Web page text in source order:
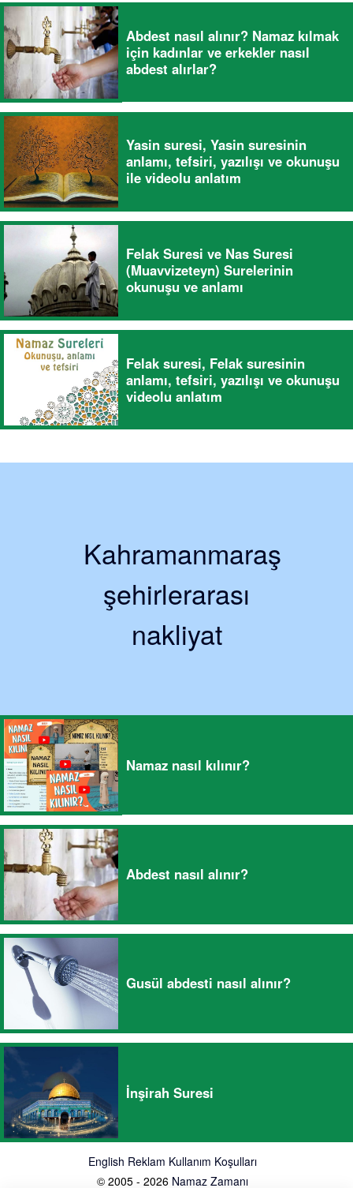
Abdest nasıl alınır? Namaz kılmak
için kadınlar ve erkekler nasıl
abdest alırlar?
Yasin suresi, Yasin suresinin
anlamı, tefsiri, yazılışı ve okunuşu
ile videolu anlatım
Felak Suresi ve Nas Suresi
(Muavvizeteyn) Surelerinin
okunuşu ve anlamı
Felak suresi, Felak suresinin
anlamı, tefsiri, yazılışı ve okunuşu
videolu anlatım
Kahramanmaraş
şehirlerarası
nakliyat
Namaz nasıl kılınır?
Abdest nasıl alınır?
Gusül abdesti nasıl alınır?
İnşirah Suresi
English Reklam Kullanım Koşulları
© 2005 - 2026 Namaz Zamanı